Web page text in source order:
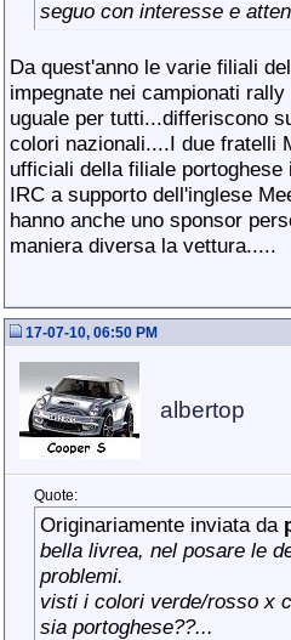
seguo con interesse e
Da quest'anno le varie filiali
impegnate nei campionati
uguale per tutti...differiscono
colori nazionali....I due fratelli
ufficiali della filiale portoghese
IRC a supporto dell'inglese
hanno anche uno sponsor
maniera diversa la vettura.....
17-07-10, 06:50 PM
albertop
Quote:
Originariamente inviata da
bella livrea, nel posare le
problemi.
visti i colori verde/rosso x
sia portoghese??...